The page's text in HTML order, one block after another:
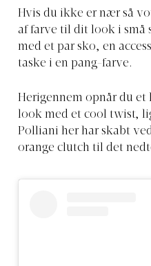
Hvis du ikke er nær så
af farve til dit look i små
med et par sko, en
taske i en pang-farve.
Herigennem opnår du
look med et cool twist,
Polliani her har skabt
orange clutch til det